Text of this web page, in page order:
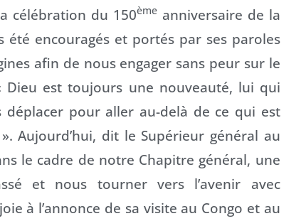
célébration du 150èmeanniversaire de la
encouragés et portés par ses paroles
afin de nous engager sans peur sur le
est toujours une nouveauté, lui qui
pour aller au-delà de ce qui est
Aujourd’hui, dit le Supérieur général au
le cadre de notre Chapitre général, une
et nous tourner vers l’avenir avec
à l’annonce de sa visite au Congo et au